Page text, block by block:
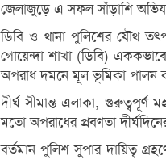
জেলাজুড়ে এ সফল সাঁড়াশি
ডিবি ও থানা পুলিশের যৌথ
গোয়েন্দা শাখা (ডিবি)
অপরাধ দমনে মূল ভূমিকা পালন
দীর্ঘ সীমান্ত এলাকা, গুরুত্বপূর্ণ
মতো অপরাধের প্রবণতা
বর্তমান পুলিশ সুপার দায়িত্ব